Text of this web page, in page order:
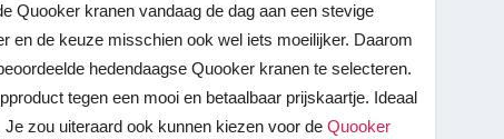
Quooker kranen vandaag de dag aan een stevige
en de keuze misschien ook wel iets moeilijker. Daarom
hedendaagse Quooker kranen te selecteren.
tegen een mooi en betaalbaar prijskaartje. Ideaal
Je zou uiteraard ook kunnen kiezen voor deQuooker